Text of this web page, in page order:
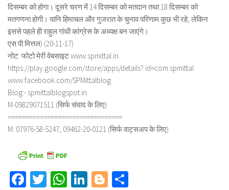
दिसम्बर को होगा। दूसरे चरण में 14 दिसम्बर को मतदान तथा 18 दिसम्बर को
मतगणना होगी। यानि हिमाचल और गुजरात के चुनाव परिणाम कुछ भी रहे, लेकिन
इससे पहले ही राहुल गांधी कांग्रेस के अध्यक्ष बन जाएंगे।
एस.पी.मित्तल) (20-11-17)
नोट: फोटो मेरी वेबसाइट www.spmittal.in
https://play.google.com/store/apps/details? id=com.spmittal
www.facebook.com/SPMittalblog
Blog:- spmittalblogspot.in
M-09829071511 (सिर्फ संवाद के लिए)
================================
M: 07976-58-5247, 09462-20-0121 (सिर्फ वाट्सअप के लिए)
Facebook
TwitterWhatsApp
LinkedIn
Blogger